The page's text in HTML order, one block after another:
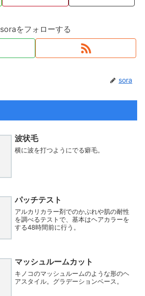
soraをフォローする
sora
波状毛
横に波を打つようにでる癖毛。
パッチテスト
アルカリカラー剤でのかぶれや肌の耐性
を調べるテストで、基本はヘアカラーを
する48時間前に行う。
マッシュルームカット
キノコのマッシュルームのような形のヘ
アスタイル。グラデーションベース。